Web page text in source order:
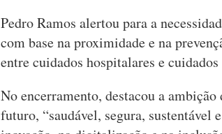
Pedro Ramos alertou para a
com base na proximidade e na
entre cuidados hospitalares e
No encerramento, destacou a
futuro, “saudável, segura, sustentável